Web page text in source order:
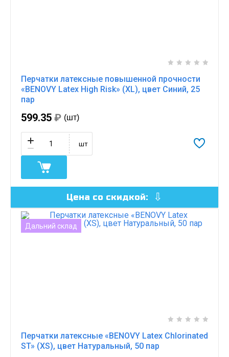
Перчатки латексные повышенной прочности
«BENOVY Latex High Risk» (XL), цвет Синий, 25
пар
599.35 ₽ (шт)
шт
Цена со скидкой:
Дальний склад
Перчатки латексные «BENOVY Latex Chlorinated
ST» (XS), цвет Натуральный, 50 пар